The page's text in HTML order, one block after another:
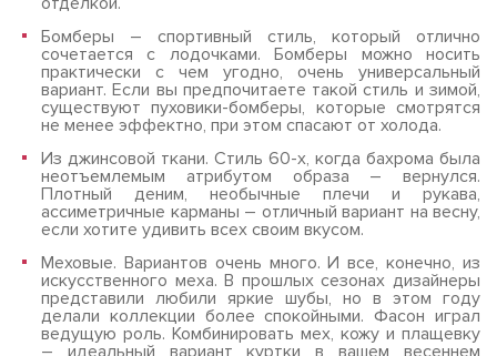
Бомберы – спортивный стиль, который отлично
сочетается с лодочками. Бомберы можно носить
практически с чем угодно, очень универсальный
вариант. Если вы предпочитаете такой стиль и зимой,
существуют пуховики-бомберы, которые смотрятся
не менее эффектно, при этом спасают от холода.
Из джинсовой ткани. Стиль 60-х, когда бахрома была
неотъемлемым атрибутом образа – вернулся.
Плотный деним, необычные плечи и рукава,
ассиметричные карманы – отличный вариант на весну,
если хотите удивить всех своим вкусом.
Меховые. Вариантов очень много. И все, конечно, из
искусственного меха. В прошлых сезонах дизайнеры
представили любили яркие шубы, но в этом году
делали коллекции более спокойными. Фасон играл
ведущую роль. Комбинировать мех, кожу и плащевку
– идеальный вариант куртки в вашем весеннем